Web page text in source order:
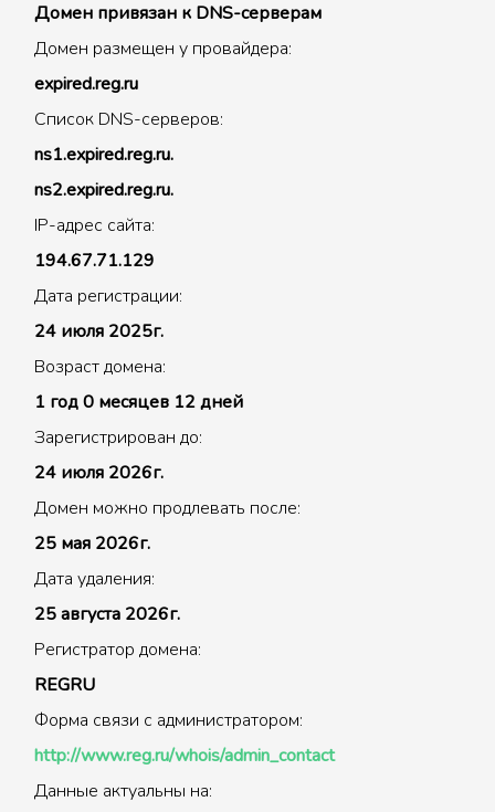
Домен привязан к DNS-серверам
Домен размещен у провайдера:
expired.reg.ru
Список DNS-серверов:
ns1.expired.reg.ru.
ns2.expired.reg.ru.
IP-адрес сайта:
194.67.71.129
Дата регистрации:
24 июля 2025г.
Возраст домена:
1 год 0 месяцев 12 дней
Зарегистрирован до:
24 июля 2026г.
Домен можно продлевать после:
25 мая 2026г.
Дата удаления:
25 августа 2026г.
Регистратор домена:
REGRU
Форма связи с администратором:
http://www.reg.ru/whois/admin_contact
Данные актуальны на: